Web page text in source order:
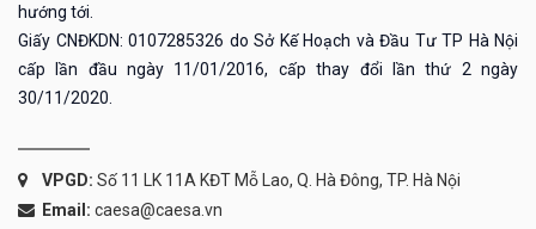
hướng tới.
Giấy CNĐKDN: 0107285326 do Sở Kế Hoạch và Đầu Tư TP Hà Nội
cấp lần đầu ngày 11/01/2016, cấp thay đổi lần thứ 2 ngày
30/11/2020.
VPGD: Số 11 LK 11A KĐT Mỗ Lao, Q. Hà Đông, TP. Hà Nội
Email: caesa@caesa.vn